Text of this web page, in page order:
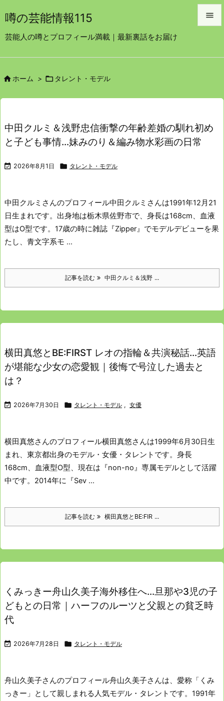
噂の芸能情報115
芸能人の噂とプロフィール満載｜最新裏話をお届け

前へ
次へ
ホーム >  タレント・モデル
中田クルミ＆浅野忠信衝撃の年齢差婚の馴れ初め
と子ども事情…妹みのり＆編み物水彩画の日常
 2026年8月1日  タレント・モデル
中田クルミさんのプロフィール中田クルミさんは1991年12月21
日生まれです。 出身地は栃木県佐野市で、身長は168cm、血液
型はO型です。 17歳の時に雑誌『Zipper』でモデルデビューを果
たし、青文字系モ ...
記事を読む 中田クルミ＆浅野 ...
横田真悠とBE:FIRST レオの指輪＆共演秘話…英語
が堪能な少女の恋愛観｜後悔で号泣した過去と
は？
 2026年7月30日  タレント・モデル , 女優
横田真悠さんのプロフィール横田真悠さんは1999年6月30日生
まれ、東京都出身のモデル・女優・タレントです。 身長
168cm、血液型O型、現在は『non-no』専属モデルとして活躍
中です。 2014年に『Sev ...
記事を読む 横田真悠とBE:FIR ...
くみっきー舟山久美子海外移住へ…旦那や3児の子
どもとの日常｜ハーフのルーツと父親との貧乏時
代
 2026年7月28日  タレント・モデル
舟山久美子さんのプロフィール舟山久美子さんは、愛称「くみ
っきー」として親しまれる人気モデル・タレントです。 1991年